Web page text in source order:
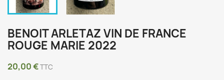
BENOIT ARLETAZ VIN DE FRANCE
ROUGE MARIE 2022
20,00 €TTC